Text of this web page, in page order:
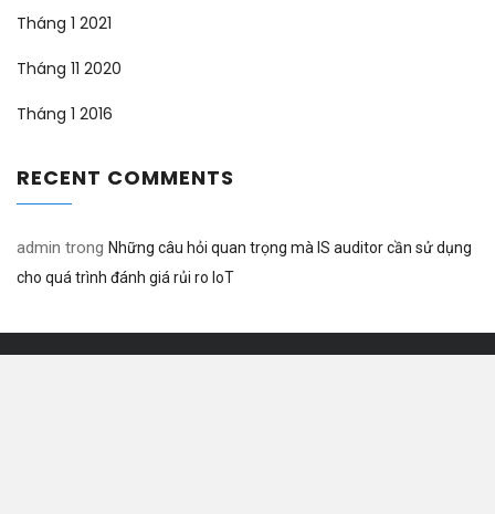
Tháng 1 2021
Tháng 11 2020
Tháng 1 2016
RECENT COMMENTS
admin trong Những câu hỏi quan trọng mà IS auditor cần sử dụng
cho quá trình đánh giá rủi ro IoT